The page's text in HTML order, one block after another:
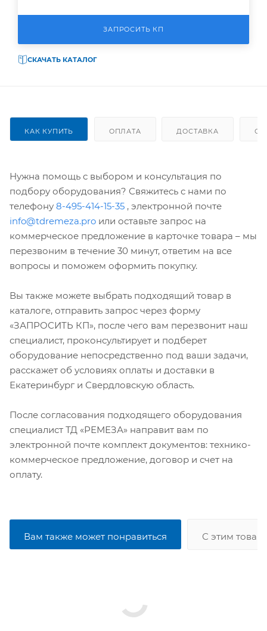
ЗАПРОСИТЬ КП
СКАЧАТЬ КАТАЛОГ
КАК КУПИТЬ ОПЛАТА ДОСТАВКА
Нужна помощь с выбором и консультация по
подбору оборудования? Свяжитесь с нами по
телефону 8-495-414-15-35 , электронной почте
info@tdremeza.pro или оставьте запрос на
коммерческое предложение в карточке товара – мы
перезвоним в течение 30 минут, ответим на все
вопросы и поможем оформить покупку.
Вы также можете выбрать подходящий товар в
каталоге, отправить запрос через форму
«ЗАПРОСИТЬ КП», после чего вам перезвонит наш
специалист, проконсультирует и подберет
оборудование непосредственно под ваши задачи,
расскажет об условиях оплаты и доставки в
Екатеринбург и Свердловскую область.
После согласования подходящего оборудования
специалист ТД «РЕМЕЗА» направит вам по
электронной почте комплект документов: технико-
коммерческое предложение, договор и счет на
оплату.
Вам также может понравиться С этим